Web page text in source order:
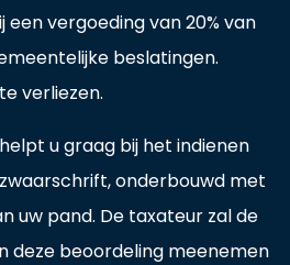
vergoeding van 20% van
beslatingen.
verliezen.
u graag bij het indienen
onderbouwd met
uw pand. De taxateur zal de
deze beoordeling meenemen